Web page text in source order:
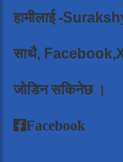
हामीलाई-
साथै, Facebook,X
जोडिन सकिनेछ ।
Facebook